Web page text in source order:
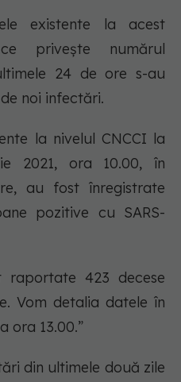
existente la acest
privește numărul
24 de ore s-au
noi infectări.
la nivelul CNCCI la
2021, ora 10.00, în
au fost înregistrate
pozitive cu SARS-
raportate 423 decese
Vom detalia datele în
ora 13.00.”
din ultimele două zile